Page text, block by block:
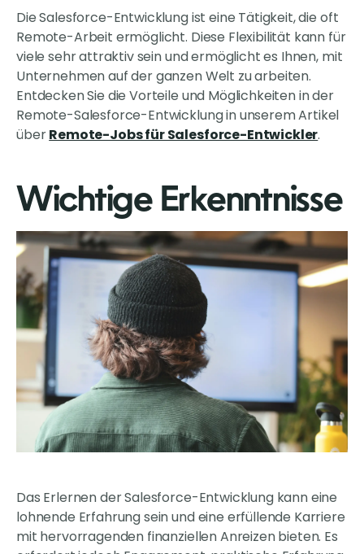
Die Salesforce-Entwicklung ist eine Tätigkeit, die oft
Remote-Arbeit ermöglicht. Diese Flexibilität kann für
viele sehr attraktiv sein und ermöglicht es Ihnen, mit
Unternehmen auf der ganzen Welt zu arbeiten.
Entdecken Sie die Vorteile und Möglichkeiten in der
Remote-Salesforce-Entwicklung in unserem Artikel
überRemote-Jobs für Salesforce-Entwickler.
Wichtige Erkenntnisse
Das Erlernen der Salesforce-Entwicklung kann eine
lohnende Erfahrung sein und eine erfüllende Karriere
mit hervorragenden finanziellen Anreizen bieten. Es